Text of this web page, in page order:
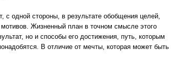
с одной стороны, в результате обобщения целей,
Жизненный план в точном смысле этого
но и способы его достижения, путь, которым
В отличие от мечты, которая может быть